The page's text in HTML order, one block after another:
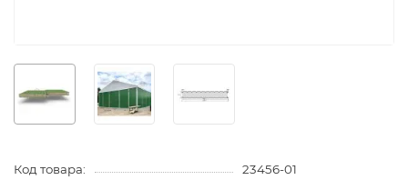
Код товара:
23456-01